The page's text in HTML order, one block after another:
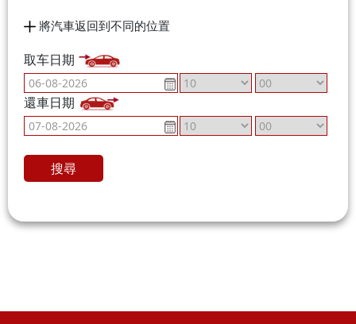
將汽車返回到不同的位置
取车日期
還車日期
搜尋